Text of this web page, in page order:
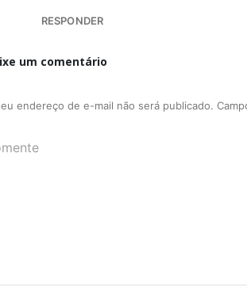
RESPONDER
um comentário
endereço de e-mail não será publicado.